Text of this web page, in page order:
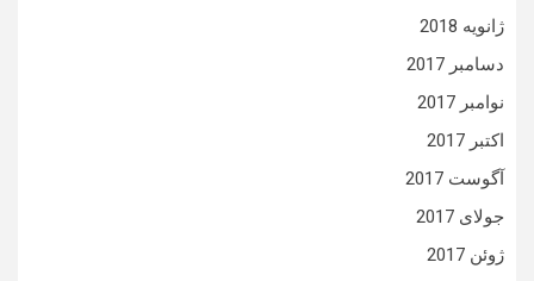
ژانویه 2018
دسامبر 2017
نوامبر 2017
اکتبر 2017
آگوست 2017
جولای 2017
ژوئن 2017